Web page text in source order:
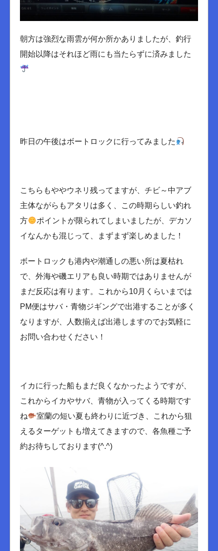
朝方は強烈な雨雲が何か所かありましたが、釣行
開始以降はそれほど雨にも当たらずに済みました
昨日の午後はボートロックに行ってみました
こちらもややウネリ残ってますが、チビ～中アブ
主体ながらもアタリは多く、この時期らしい釣れ
方
ポイントが限られてしまいましたが、デカソ
イなんかも混じって、まずまず楽しめました！
ボートロックも港内や潮通しの悪い所は夏枯れ
で、外海や磯エリアも良い時期ではありませんが
まだ反応は有ります。これから10月くらいまでは
PM便はサバ・青物ジギングで出港することが多く
なりますが、人数揃えば出港しますのでお気軽に
お問い合わせください！
イカに行った船もまだ良くなかったようですが、
これからイカやサバ、青物が入ってくる時期です
ね
室蘭の短い夏も終わりに近づき、これから狙
えるターゲットも増えてきますので、各魚種ご予
約お待ちしております(^.^)